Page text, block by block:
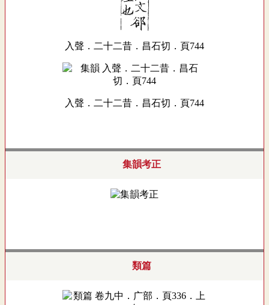
入聲．二十二昔．昌石切．頁744
入聲．二十二昔．昌石切．頁744
集韻考正
類篇